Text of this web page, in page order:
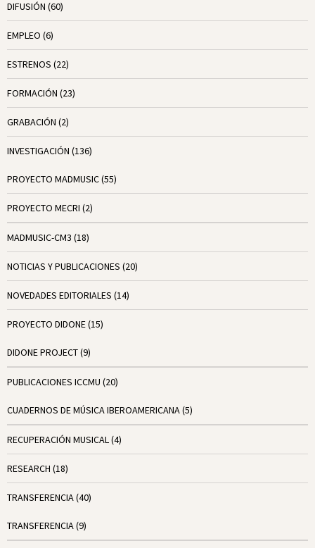
DIFUSIÓN (60)
EMPLEO (6)
ESTRENOS (22)
FORMACIÓN (23)
GRABACIÓN (2)
INVESTIGACIÓN (136)
PROYECTO MADMUSIC(55)
PROYECTO MECRI (2)
MADMUSIC-CM3 (18)
NOTICIAS Y PUBLICACIONES (20)
NOVEDADES EDITORIALES (14)
PROYECTO DIDONE(15)
DIDONE PROJECT(9)
PUBLICACIONES ICCMU (20)
CUADERNOS DE MÚSICA IBEROAMERICANA(5)
RECUPERACIÓN MUSICAL(4)
RESEARCH (18)
TRANSFERENCIA(40)
TRANSFERENCIA(9)